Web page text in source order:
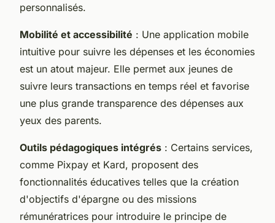
personnalisés.
Mobilité et accessibilité : Une application mobile
intuitive pour suivre les dépenses et les économies
est un atout majeur. Elle permet aux jeunes de
suivre leurs transactions en temps réel et favorise
une plus grande transparence des dépenses aux
yeux des parents.
Outils pédagogiques intégrés : Certains services,
comme Pixpay et Kard, proposent des
fonctionnalités éducatives telles que la création
d'objectifs d'épargne ou des missions
rémunératrices pour introduire le principe de